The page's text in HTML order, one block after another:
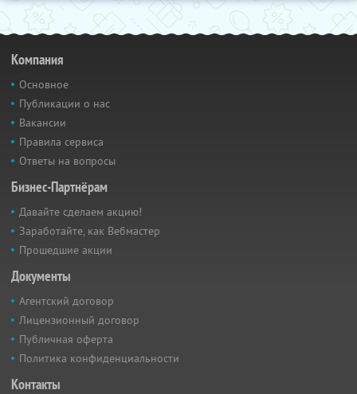
Компания
Основное
Публикации о нас
Вакансии
Правила сервиса
Ответы на вопросы
Бизнес-Партнёрам
Давайте сделаем акцию!
Заработайте, как Вебмастер
Прошедшие акции
Документы
Агентский договор
Лицензионный договор
Публичная оферта
Политика конфиденциальности
Контакты